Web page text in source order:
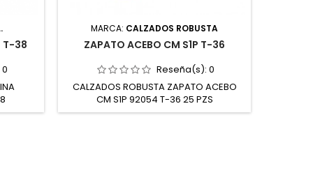
T-38
0
MARCA: CALZADOS ROBUSTA
ZAPATO ACEBO CM S1P T-36
Reseña(s): 0
CALZADOS ROBUSTA ZAPATO ACEBO
CM S1P 92054 T-36 25 PZS